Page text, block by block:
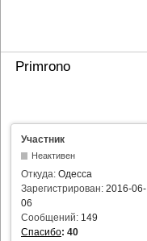
Primrono
Участник
Неактивен
Откуда: Одесса
Зарегистрирован: 2016-06-
06
Сообщений: 149
Спасибо: 40